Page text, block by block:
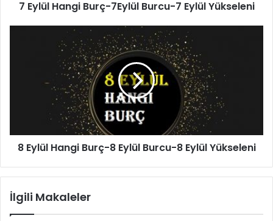
7 Eylül Hangi Burç-7Eylül Burcu-7 Eylül Yükseleni
Yükseleni
8 Eylül Hangi Burç-8 Eylül Burcu-8 Eylül Yükseleni
İlgili Makaleler